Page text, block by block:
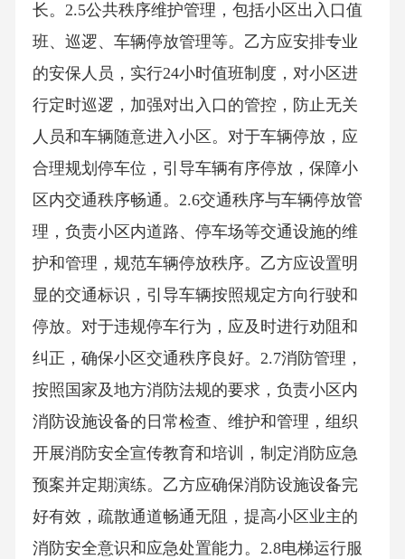
长。2.5公共秩序维护管理，包括小区出入口值
班、巡逻、车辆停放管理等。乙方应安排专业
的安保人员，实行24小时值班制度，对小区进
行定时巡逻，加强对出入口的管控，防止无关
人员和车辆随意进入小区。对于车辆停放，应
合理规划停车位，引导车辆有序停放，保障小
区内交通秩序畅通。2.6交通秩序与车辆停放管
理，负责小区内道路、停车场等交通设施的维
护和管理，规范车辆停放秩序。乙方应设置明
显的交通标识，引导车辆按照规定方向行驶和
停放。对于违规停车行为，应及时进行劝阻和
纠正，确保小区交通秩序良好。2.7消防管理，
按照国家及地方消防法规的要求，负责小区内
消防设施设备的日常检查、维护和管理，组织
开展消防安全宣传教育和培训，制定消防应急
预案并定期演练。乙方应确保消防设施设备完
好有效，疏散通道畅通无阻，提高小区业主的
消防安全意识和应急处置能力。2.8电梯运行服